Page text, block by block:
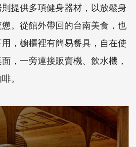
提供多項健身器材，以放鬆身
。從館外帶回的台南美食，也
，櫥櫃裡有簡易餐具，自在使
，一旁連接販賣機、飲水機，
。